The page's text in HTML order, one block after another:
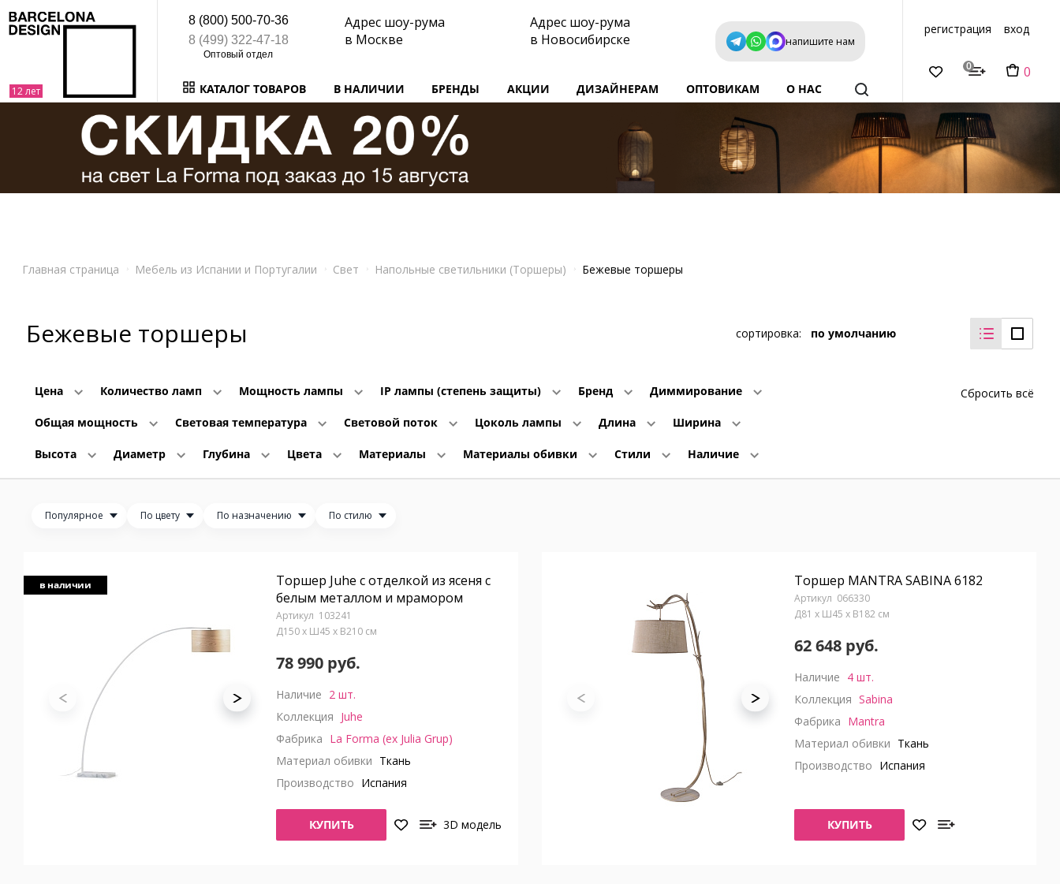
8 (800) 500-70-36
8 (499) 322-47-18
Адрес шоу-рума
в Москве
Адрес шоу-рума
в Новосибирске
напишите нам
КАТАЛОГ ТОВАРОВ В НАЛИЧИИ БРЕНДЫ АКЦИИ ДИЗАЙНЕРАМ ОПТОВИКАМ О НАС
регистрация вход
0 0
Главная страница Мебель из Испании и Португалии Свет Напольные светильники (Торшеры) Бежевые торшеры
Бежевые торшеры
Цена Количество ламп Мощность лампы IP лампы (степень защиты) Бренд Диммирование
Общая мощность Световая температура Световой поток Цоколь лампы Длина Ширина
Высота Диаметр Глубина Цвета Материалы Материалы обивки Стили Наличие
сортировка: по умолчанию
Сбросить всё
Популярное По цвету По назначению По стилю
в наличии
Торшер Juhe с отделкой из ясеня с
белым металлом и мрамором
103241
Д150 x Ш45 x В210 см
78 990 руб.
Наличие 2 шт.
Коллекция Juhe
Фабрика La Forma (ex Julia Grup)
Материал обивки Ткань
Производство Испания
КУПИТЬ 3D модель
Торшер MANTRA SABINA 6182
066330
Д81 x Ш45 x В182 см
62 648 руб.
Наличие 4 шт.
Коллекция Sabina
Фабрика Mantra
Материал обивки Ткань
Производство Испания
КУПИТЬ